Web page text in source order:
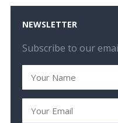
NEWSLETTER
Subscribe to our